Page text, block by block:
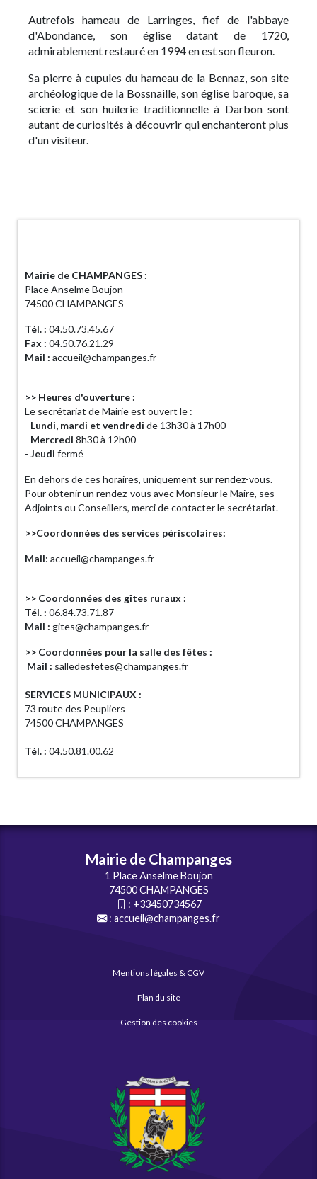
Autrefois hameau de Larringes, fief de l'abbaye
d'Abondance, son église datant de 1720,
admirablement restauré en 1994 en est son fleuron.
Sa pierre à cupules du hameau de la Bennaz, son site
archéologique de la Bossnaille, son église baroque, sa
scierie et son huilerie traditionnelle à Darbon sont
autant de curiosités à découvrir qui enchanteront plus
d'un visiteur.
Mairie de CHAMPANGES :
Place Anselme Boujon
74500 CHAMPANGES
Tél. : 04.50.73.45.67
Fax : 04.50.76.21.29
Mail : accueil@champanges.fr
>> Heures d'ouverture :
Le secrétariat de Mairie est ouvert le :
- Lundi, mardi et vendredi de 13h30 à 17h00
- Mercredi 8h30 à 12h00
- Jeudi fermé
En dehors de ces horaires, uniquement sur rendez-vous.
Pour obtenir un rendez-vous avec Monsieur le Maire, ses
Adjoints ou Conseillers, merci de contacter le secrétariat.
>>Coordonnées des services périscolaires:
Mail: accueil@champanges.fr
>> Coordonnées des gîtes ruraux :
Tél. : 06.84.73.71.87
Mail : gites@champanges.fr
>> Coordonnées pour la salle des fêtes :
Mail : salledesfetes@champanges.fr
SERVICES MUNICIPAUX :
73 route des Peupliers
74500 CHAMPANGES
Tél. : 04.50.81.00.62
Mairie de Champanges
1 Place Anselme Boujon
74500 CHAMPANGES
: +33450734567
: accueil@champanges.fr
Mentions légales & CGV
Plan du site
Gestion des cookies